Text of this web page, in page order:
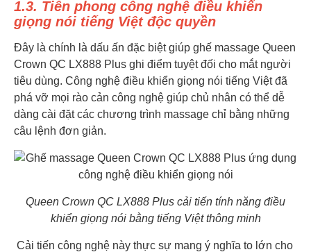
1.3. Tiên phong công nghệ điều khiển
giọng nói tiếng Việt độc quyền
Đây là chính là dấu ấn đặc biệt giúp ghế massage Queen
Crown QC LX888 Plus ghi điểm tuyệt đối cho mắt người
tiêu dùng. Công nghệ điều khiển giọng nói tiếng Việt đã
phá vỡ mọi rào cản công nghệ giúp chủ nhân có thể dễ
dàng cài đặt các chương trình massage chỉ bằng những
câu lệnh đơn giản.
Queen Crown QC LX888 Plus cải tiến tính năng điều
khiển giọng nói bằng tiếng Việt thông minh
Cải tiến công nghệ này thực sự mang ý nghĩa to lớn cho